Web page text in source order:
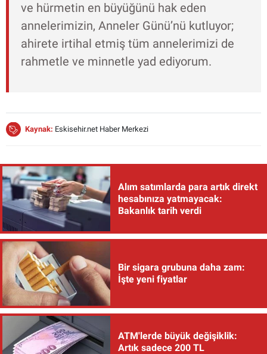
ve hürmetin en büyüğünü hak eden
annelerimizin, Anneler Günü’nü kutluyor;
ahirete irtihal etmiş tüm annelerimizi de
rahmetle ve minnetle yad ediyorum.
Kaynak: Eskisehir.net Haber Merkezi
Alım satımlarda para artık direkt
hesabınıza yatmayacak:
Bakanlık tarih verdi
Bir sigara grubuna daha zam:
İşte yeni fiyatlar
ATM'lerde büyük değişiklik:
Artık sadece 200 TL